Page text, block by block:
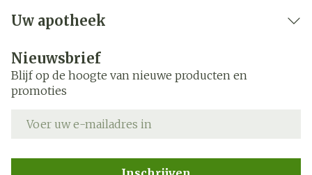
Uw apotheek
Nieuwsbrief
Blijf op de hoogte van nieuwe producten en
promoties